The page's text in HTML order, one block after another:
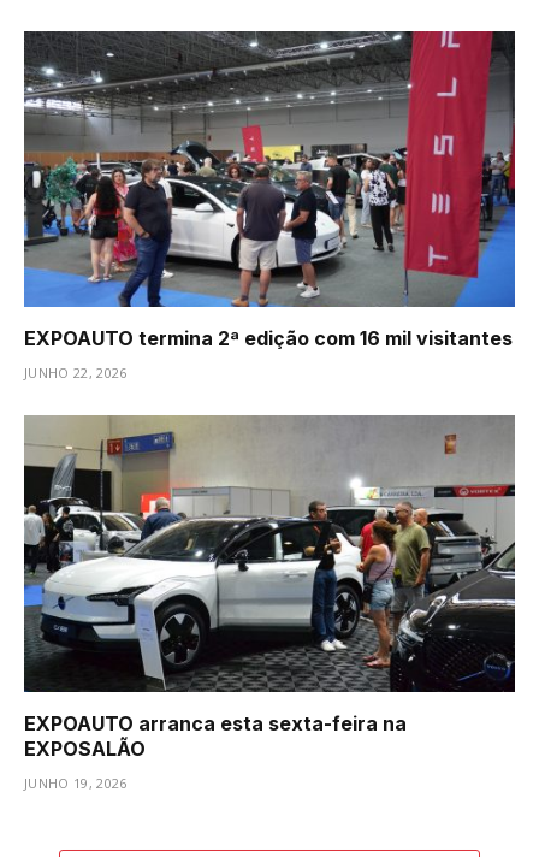
EXPOAUTO termina 2ª edição com 16 mil visitantes
JUNHO 22, 2026
EXPOAUTO arranca esta sexta-feira na
EXPOSALÃO
JUNHO 19, 2026